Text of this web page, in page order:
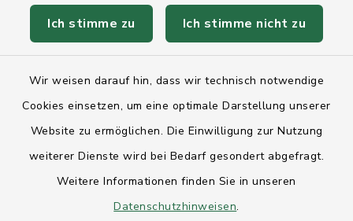
Ich stimme zu Ich stimme nicht zu
Wir weisen darauf hin, dass wir technisch notwendige
Cookies einsetzen, um eine optimale Darstellung unserer
Website zu ermöglichen. Die Einwilligung zur Nutzung
weiterer Dienste wird bei Bedarf gesondert abgefragt.
Weitere Informationen finden Sie in unseren
Datenschutzhinweisen.
Anfahrt
Datenschutz